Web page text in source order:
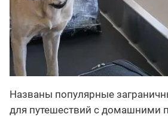
Названы популярные
для путешествий с домашними